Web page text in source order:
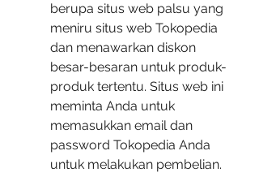
berupa situs web palsu yang
meniru situs web Tokopedia
dan menawarkan diskon
besar-besaran untuk produk-
produk tertentu. Situs web ini
meminta Anda untuk
memasukkan email dan
password Tokopedia Anda
untuk melakukan pembelian.